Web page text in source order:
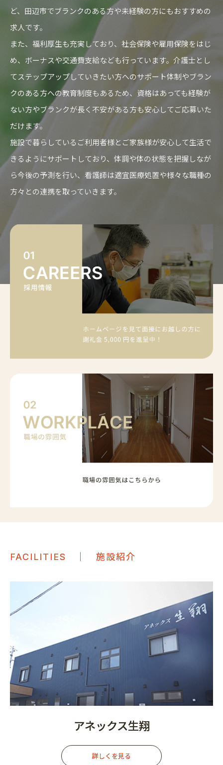
ど、田辺市でブランクのある方や未経験の方にもおすすめの
求人です。
また、福利厚生も充実しており、社会保険や雇用保険をはじ
め、ボーナスや交通費支給なども行っています。介護士とし
てステップアップしていきたい方へのサポート体制やブラン
クのある方への教育制度もあるため、資格はあっても経験が
ない方やブランクが長く不安がある方も安心してご応募いた
だけます。
施設で暮らしているご利用者様とご家族様が安心して生活で
きるようにサポートしており、体調や体の状態を把握しなが
ら今後の予測を行い、看護師は適宜医療処置や様々な職種の
方々との連携を取っていきます。
FACILITIES ｜ 施設紹介
アネックス生翔
詳しくを見る